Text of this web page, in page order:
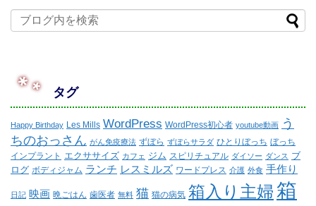
タグ
Happy Birthday Les Mills WordPress WordPress初心者 youtube動画 う
ちのおっさん がん免疫療法 ずぼら ずぼらサラダ ひとりぼっち ぼっち
インプラント エクササイズ カフェ ジム スピリチュアル ダイソー ダンス ブ
ログ ボディジャム ランチ レスミルズ ワードプレス 介護 外食 手作り
日記 映画 晩ごはん 歯医者 無料 猫 猫の病気 箱入り主婦箱